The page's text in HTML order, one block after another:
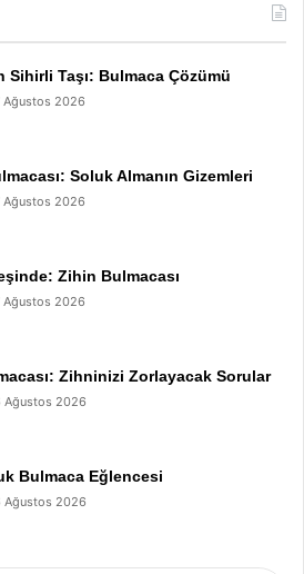
Sihirli Taşı: Bulmaca Çözümü
Ağustos 2026
Soluk Almanın Gizemleri
Ağustos 2026
Zihin Bulmacası
Ağustos 2026
Zihninizi Zorlayacak Sorular
Ağustos 2026
Bulmaca Eğlencesi
Ağustos 2026